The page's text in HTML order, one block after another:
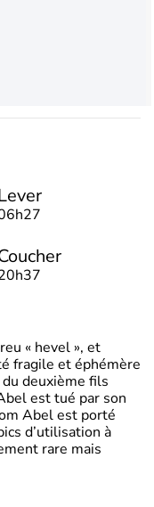
« hevel », et
fragile et éphémère
deuxième fils
est tué par son
Abel est porté
d’utilisation à
rare mais